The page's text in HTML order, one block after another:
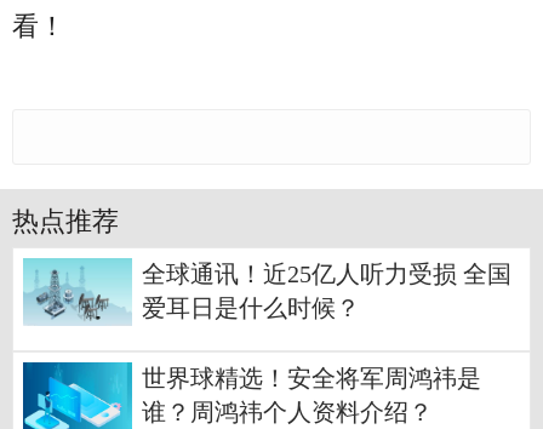
看！
热点推荐
全球通讯！近25亿人听力受损 全国
爱耳日是什么时候？
世界球精选！安全将军周鸿祎是
谁？周鸿祎个人资料介绍？